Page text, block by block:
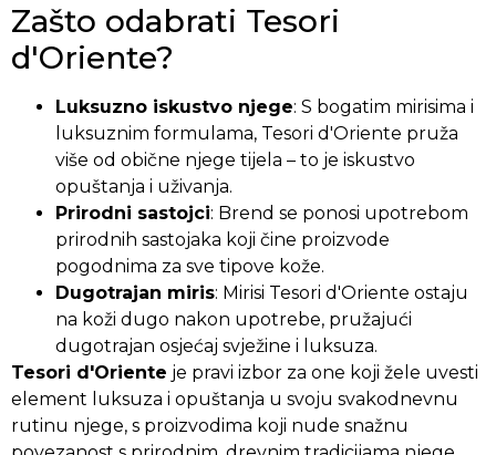
Zašto odabrati Tesori
d'Oriente?
Luksuzno iskustvo njege: S bogatim mirisima i
luksuznim formulama, Tesori d'Oriente pruža
više od obične njege tijela – to je iskustvo
opuštanja i uživanja.
Prirodni sastojci: Brend se ponosi upotrebom
prirodnih sastojaka koji čine proizvode
pogodnima za sve tipove kože.
Dugotrajan miris: Mirisi Tesori d'Oriente ostaju
na koži dugo nakon upotrebe, pružajući
dugotrajan osjećaj svježine i luksuza.
Tesori d'Oriente je pravi izbor za one koji žele uvesti
element luksuza i opuštanja u svoju svakodnevnu
rutinu njege, s proizvodima koji nude snažnu